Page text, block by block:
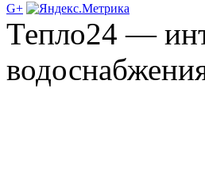
G+
Тепло24 —